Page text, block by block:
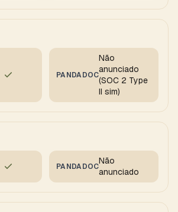
PANDADOC
Não
anunciado
(SOC 2 Type
II sim)
PANDADOC
Não
anunciado